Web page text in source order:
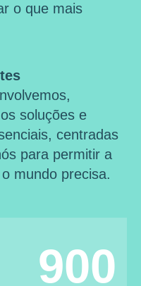
o que mais
soluções e
centradas
para permitir a
mundo precisa.
900